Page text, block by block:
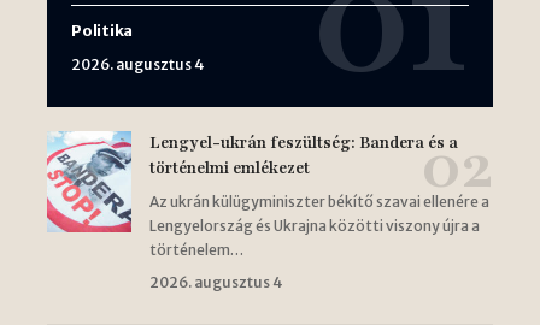
Politika
2026. augusztus 4
Lengyel-ukrán feszültség: Bandera és a
történelmi emlékezet
Az ukrán külügyminiszter békítő szavai ellenére a
Lengyelország és Ukrajna közötti viszony újra a
történelem…
2026. augusztus 4